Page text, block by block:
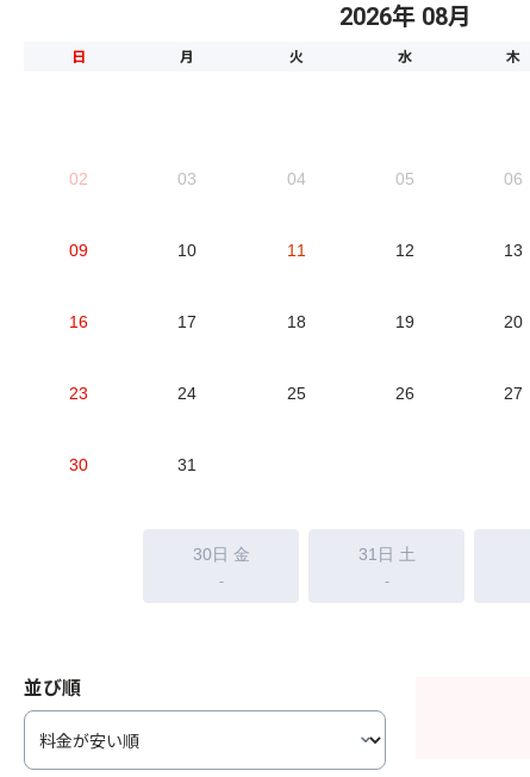
2026年 08月
日 月 火 水 木
02 03 04 05 06
09 10 11 12 13
16 17 18 19 20
23 24 25 26 27
30 31
30日 金
-
31日 土
-
並び順